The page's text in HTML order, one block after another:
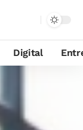
Digital